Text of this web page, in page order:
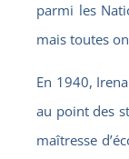
parmi les
mais toutes
En 1940,
au point des
maîtresse